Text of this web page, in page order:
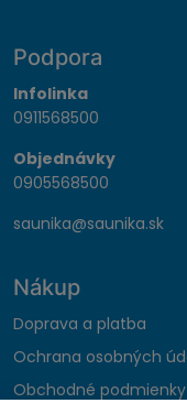
Podpora
Infolinka
0911568500
Objednávky
0905568500
saunika@saunika.sk
Nákup
Doprava a platba
Ochrana osobných
Obchodné podmienky